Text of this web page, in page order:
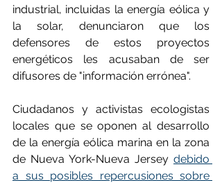
industrial, incluidas la energía eólica y
la solar, denunciaron que los
defensores de estos proyectos
energéticos les acusaban de ser
difusores de "información errónea".
Ciudadanos y activistas ecologistas
locales que se oponen al desarrollo
de la energía eólica marina en la zona
de Nueva York-Nueva Jersey debido
a sus posibles repercusiones sobre